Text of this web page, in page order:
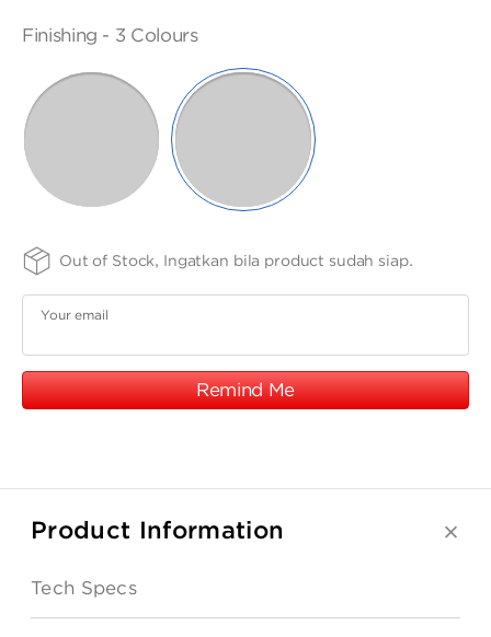
SIZE
17cm
FINISHING
WHITE
GOLD
PURITY
Finishing - 3 Colours
SELECTED
Out of Stock, Ingatkan bila product sudah siap.
Your email
Remind Me
Product Information
Tech Specs